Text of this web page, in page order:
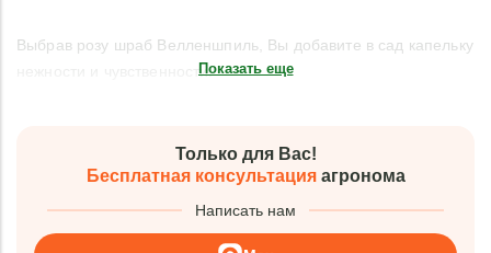
Выбрав розу шраб Велленшпиль, Вы добавите в сад капельку
нежности и чувственности.Показать еще
Только для Вас!
Бесплатная консультацияагронома
Написать нам